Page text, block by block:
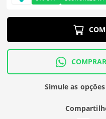
Simule as